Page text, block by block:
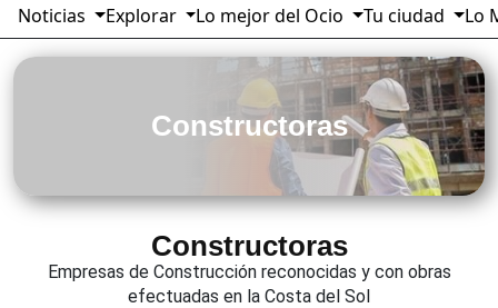
Noticias Explorar Lo mejor del Ocio Tu ciudad Lo
Constructoras
Constructoras
Empresas de Construcción reconocidas y con obras
efectuadas en la Costa del Sol